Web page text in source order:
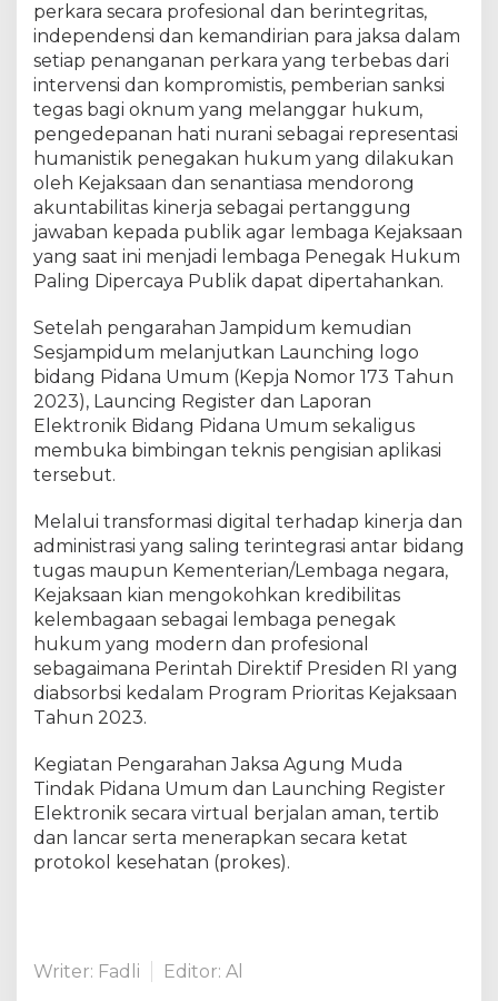
n
g
M
u
a
T
i
n
d
a
k
P
d
a
n
a
U
m
u
a
n
L
a
u
h
i
R
e
g
s
l
perkara secara profesional dan berintegritas,
independensi dan kemandirian para jaksa dalam
setiap penanganan perkara yang terbebas dari
intervensi dan kompromistis, pemberian sanksi
tegas bagi oknum yang melanggar hukum,
pengedepanan hati nurani sebagai representasi
humanistik penegakan hukum yang dilakukan
oleh Kejaksaan dan senantiasa mendorong
akuntabilitas kinerja sebagai pertanggung
jawaban kepada publik agar lembaga Kejaksaan
yang saat ini menjadi lembaga Penegak Hukum
Paling Dipercaya Publik dapat dipertahankan.
Setelah pengarahan Jampidum kemudian
Sesjampidum melanjutkan Launching logo
bidang Pidana Umum (Kepja Nomor 173 Tahun
2023), Launcing Register dan Laporan
Elektronik Bidang Pidana Umum sekaligus
membuka bimbingan teknis pengisian aplikasi
tersebut.
Melalui transformasi digital terhadap kinerja dan
administrasi yang saling terintegrasi antar bidang
tugas maupun Kementerian/Lembaga negara,
Kejaksaan kian mengokohkan kredibilitas
kelembagaan sebagai lembaga penegak
hukum yang modern dan profesional
sebagaimana Perintah Direktif Presiden RI yang
diabsorbsi kedalam Program Prioritas Kejaksaan
Tahun 2023.
Kegiatan Pengarahan Jaksa Agung Muda
Tindak Pidana Umum dan Launching Register
Elektronik secara virtual berjalan aman, tertib
dan lancar serta menerapkan secara ketat
protokol kesehatan (prokes).
Writer: Fadli Editor: Al